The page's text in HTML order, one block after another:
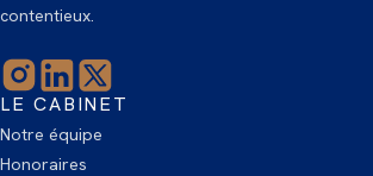
contentieux.
LE CABINET
Notre équipe
Honoraires